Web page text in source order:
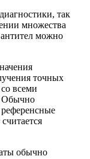
так
множества
можно
точных
всеми
Обычно
обычно